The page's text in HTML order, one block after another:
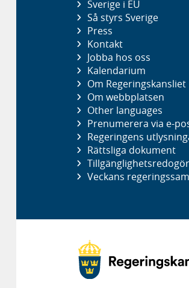
Sverige i EU
Så styrs Sverige
Press
Kontakt
Jobba hos oss
Kalendarium
Om Regeringskansliet
Om webbplatsen
Other languages
Prenumerera via e-
Regeringens
Rättsliga dokument
Veckans